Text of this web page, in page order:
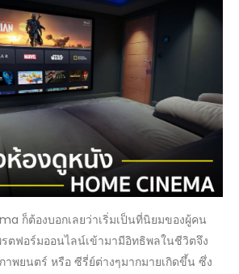
ดู
หนัง
แบบ
HOME
CINEMA
ก็ต้องบอกเลยว่าเริ่มเป็นที่นิยมของผู้คน
ตฟอร์มออนไลน์เข้ามามีอิทธิพลในชีวิตจึง
าพยนตร์ หรือ ซีรี่ย์ต่างๆมากมายเกิดขึ้น ซึ่ง